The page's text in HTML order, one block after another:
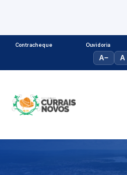
Contracheque Ouvidoria
A− A